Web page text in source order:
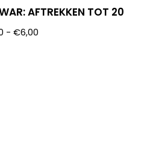
AFTREKKEN TOT 20
- €6,00